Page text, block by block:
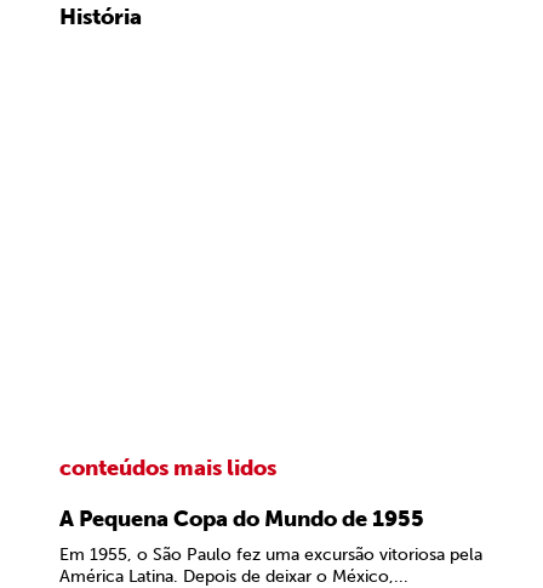
História
conteúdos mais lidos
A Pequena Copa do Mundo de 1955
Em 1955, o São Paulo fez uma excursão vitoriosa pela
América Latina. Depois de deixar o México,...